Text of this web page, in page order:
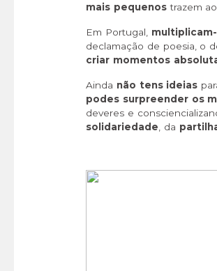
mais pequenostrazem
Em Portugal,
declamação de poesia, o
criar momentos
Ainda não tens ideias
podes surpreender os
deveres e
solidariedade, da